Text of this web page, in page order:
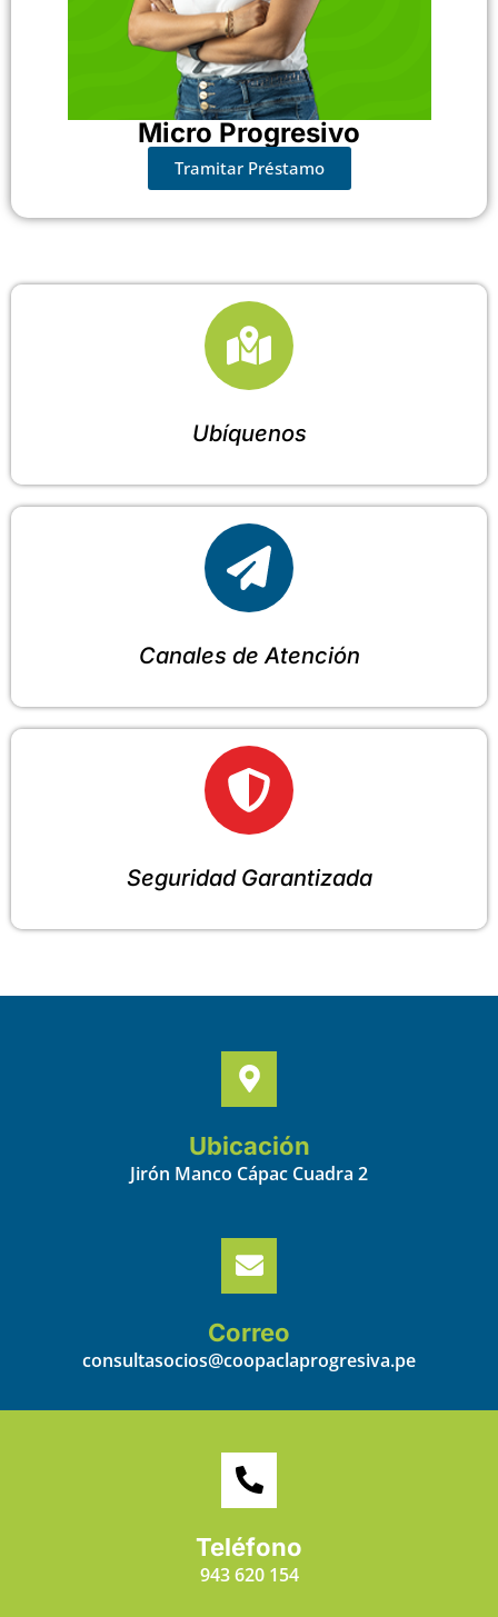
Micro Progresivo
Tramitar Préstamo
Ubíquenos
Canales de Atención
Seguridad Garantizada
Ubicación
Jirón Manco Cápac Cuadra 2
Correo
consultasocios@coopaclaprogresiva.pe
Teléfono
943 620 154